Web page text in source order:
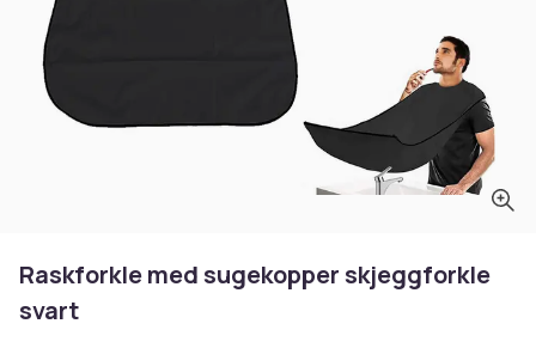
Raskforkle med sugekopper skjeggforkle
svart